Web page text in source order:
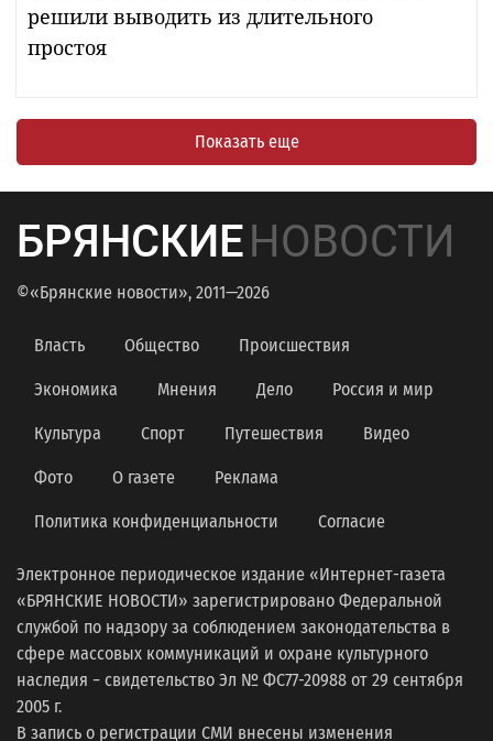
решили выводить из длительного
простоя
Показать еще
БРЯНСКИЕНОВОСТИ
©«Брянские новости», 2011—2026
Власть Общество Происшествия
Экономика Мнения Дело Россия и мир
Культура Спорт Путешествия Видео
Фото О газете Реклама
Политика конфиденциальности Согласие
Электронное периодическое издание «Интернет-газета
«БРЯНСКИЕ НОВОСТИ» зарегистрировано Федеральной
службой по надзору за соблюдением законодательства в
сфере массовых коммуникаций и охране культурного
наследия − свидетельство Эл № ФС77-20988 от 29 сентября
2005 г.
В запись о регистрации СМИ внесены изменения